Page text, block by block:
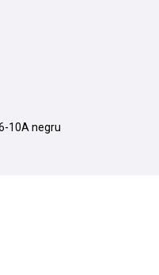
10A negru